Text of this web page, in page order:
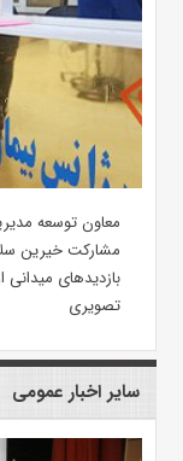
معاون توسعه
مشارکت خیرین
بازدیدهای
تصویری
سایر اخبار عمومی